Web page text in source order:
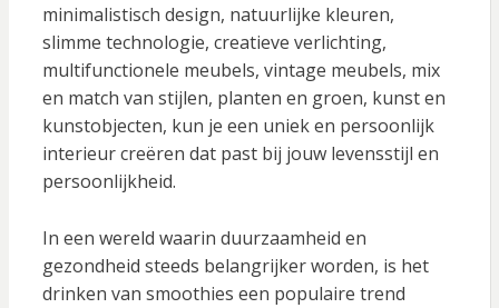
minimalistisch design, natuurlijke kleuren,
slimme technologie, creatieve verlichting,
multifunctionele meubels, vintage meubels, mix
en match van stijlen, planten en groen, kunst en
kunstobjecten, kun je een uniek en persoonlijk
interieur creëren dat past bij jouw levensstijl en
persoonlijkheid.
In een wereld waarin duurzaamheid en
gezondheid steeds belangrijker worden, is het
drinken van smoothies een populaire trend